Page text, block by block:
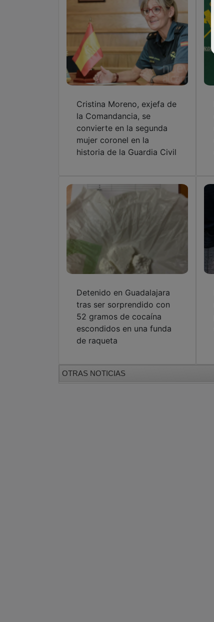
Cristina Moreno, exjefa de
la Comandancia, se
convierte en la segunda
mujer coronel en la
historia de la Guardia Civil
Detenido en Guadalajara
tras ser sorprendido con
52 gramos de cocaína
escondidos en una funda
de raqueta
OTRAS NOTICIAS